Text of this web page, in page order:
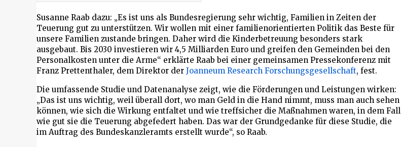
Susanne Raab dazu: „Es ist uns als Bundesregierung sehr wichtig, Familien in Zeiten der
Teuerung gut zu unterstützen. Wir wollen mit einer familienorientierten Politik das Beste für
unsere Familien zustande bringen. Daher wird die Kinderbetreuung besonders stark
ausgebaut. Bis 2030 investieren wir 4,5 Milliarden Euro und greifen den Gemeinden bei den
Personalkosten unter die Arme“ erklärte Raab bei einer gemeinsamen Pressekonferenz mit
Franz Prettenthaler, dem Direktor der Joanneum Research Forschungsgesellschaft, fest.
Die umfassende Studie und Datenanalyse zeigt, wie die Förderungen und Leistungen wirken:
„Das ist uns wichtig, weil überall dort, wo man Geld in die Hand nimmt, muss man auch sehen
können, wie sich die Wirkung entfaltet und wie treffsicher die Maßnahmen waren, in dem Fall
wie gut sie die Teuerung abgefedert haben. Das war der Grundgedanke für diese Studie, die
im Auftrag des Bundeskanzleramts erstellt wurde“, so Raab.